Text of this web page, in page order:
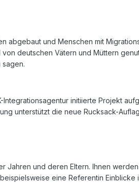
abgebaut und Menschen mit
deutschen Vätern und Müttern
sagen.
Integrationsagentur initiierte Projekt
unterstützt die neue Rucksack-
Jahren und deren Eltern. Ihnen
eine Referentin